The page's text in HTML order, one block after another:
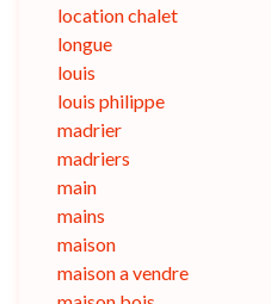
location chalet
longue
louis
louis philippe
madrier
madriers
main
mains
maison
maison a vendre